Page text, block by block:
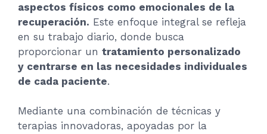
aspectos físicos como emocionales de la
recuperación. Este enfoque integral se refleja
en su trabajo diario, donde busca
proporcionar un tratamiento personalizado
y centrarse en las necesidades individuales
de cada paciente.
Mediante una combinación de técnicas y
terapias innovadoras, apoyadas por la